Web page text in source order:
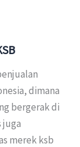
dimana
bergerak di
juga
merek ksb